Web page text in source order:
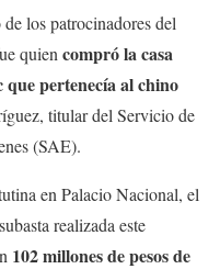
de los patrocinadores del
quien compró la casa
pertenecía al chino
titular del Servicio de
(SAE).
en Palacio Nacional, el
realizada este
102 millones de pesos de